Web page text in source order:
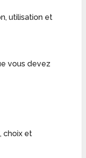
utilisation et
vous devez
choix et